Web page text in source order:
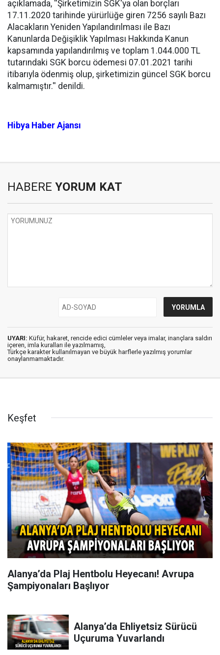
açıklamada, ''Şirketimizin SGK'ya olan borçları
17.11.2020 tarihinde yürürlüğe giren 7256 sayılı Bazı
Alacakların Yeniden Yapılandırılması ile Bazı
Kanunlarda Değişiklik Yapılması Hakkında Kanun
kapsamında yapılandırılmış ve toplam 1.044.000 TL
tutarındaki SGK borcu ödemesi 07.01.2021 tarihi
itibarıyla ödenmiş olup, şirketimizin güncel SGK borcu
kalmamıştır.'' denildi.
Hibya Haber Ajansı
HABERE YORUM KAT
UYARI: Küfür, hakaret, rencide edici cümleler veya imalar, inançlara saldırı
içeren, imla kuralları ile yazılmamış,
Türkçe karakter kullanılmayan ve büyük harflerle yazılmış yorumlar
onaylanmamaktadır.
Keşfet
Alanya’da Plaj Hentbolu Heyecanı! Avrupa
Şampiyonaları Başlıyor
Alanya’da Ehliyetsiz Sürücü
Uçuruma Yuvarlandı